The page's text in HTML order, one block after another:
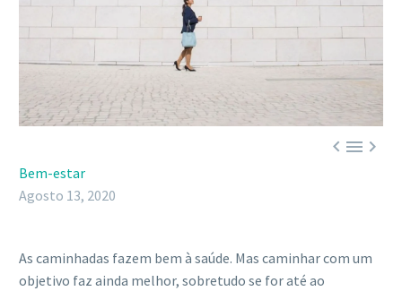

Bem-estar
Agosto 13, 2020
As caminhadas fazem bem à saúde. Mas caminhar com um
objetivo faz ainda melhor, sobretudo se for até ao